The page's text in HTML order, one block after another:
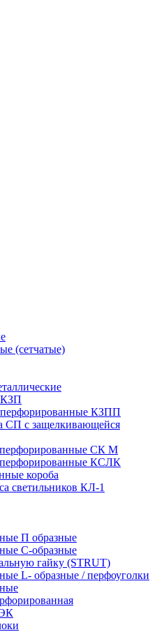
(сетчатые)
КЗП
перфорированные КЗПП
СП с защелкивающейся
перфорированные СК М
перфорированные КСЛК
короба
светильников КЛ-1
П образные
C-образные
гайку (STRUT)
L- образные / перфоуголки